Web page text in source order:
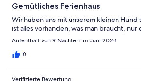
Gemütliches Ferienhaus
Wir haben uns mit unserem kleinen Hund
ist alles vorhanden, was man braucht, nur
Aufenthalt von 9 Nächten im Juni 2024
0
Verifizierte Bewertung